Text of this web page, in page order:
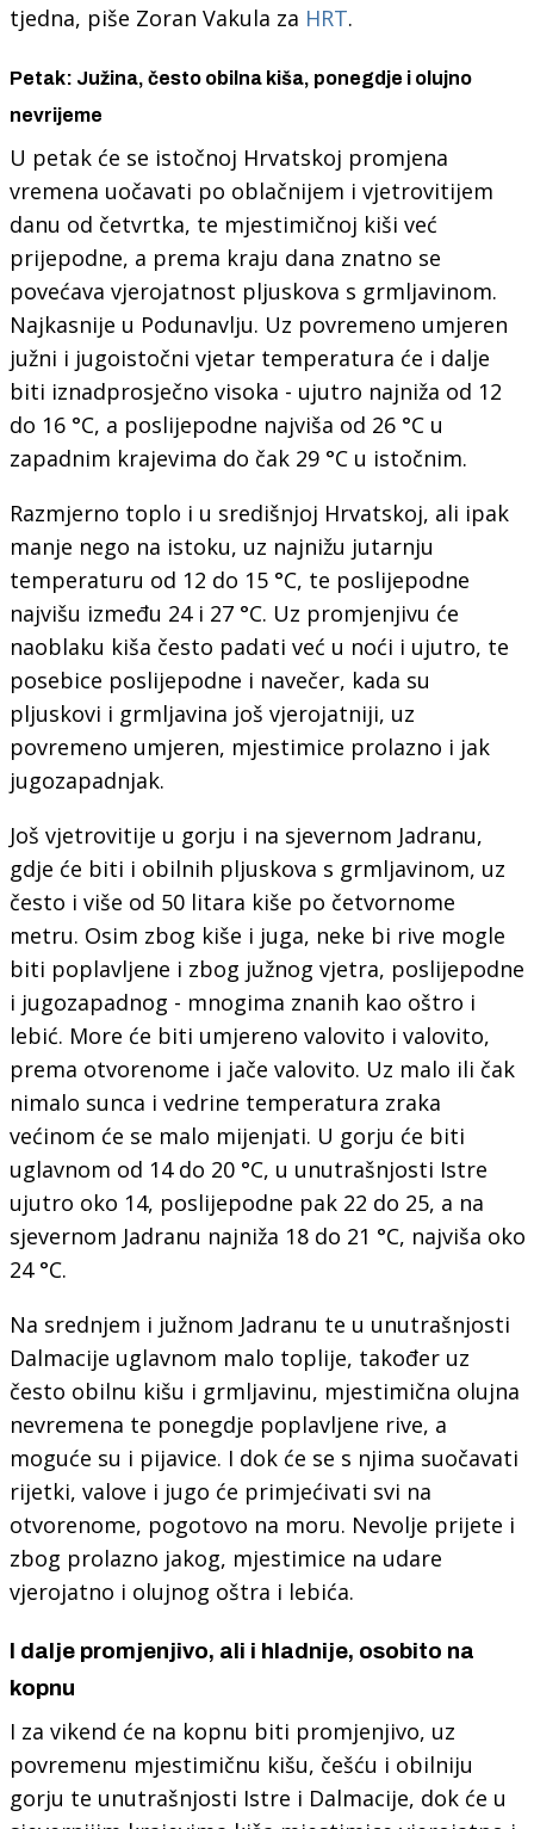
tjedna, piše Zoran Vakula za HRT.
Petak: Južina, često obilna kiša, ponegdje i olujno
nevrijeme
U petak će se istočnoj Hrvatskoj promjena
vremena uočavati po oblačnijem i vjetrovitijem
danu od četvrtka, te mjestimičnoj kiši već
prijepodne, a prema kraju dana znatno se
povećava vjerojatnost pljuskova s grmljavinom.
Najkasnije u Podunavlju. Uz povremeno umjeren
južni i jugoistočni vjetar temperatura će i dalje
biti iznadprosječno visoka - ujutro najniža od 12
do 16 °C, a poslijepodne najviša od 26 °C u
zapadnim krajevima do čak 29 °C u istočnim.
Razmjerno toplo i u središnjoj Hrvatskoj, ali ipak
manje nego na istoku, uz najnižu jutarnju
temperaturu od 12 do 15 °C, te poslijepodne
najvišu između 24 i 27 °C. Uz promjenjivu će
naoblaku kiša često padati već u noći i ujutro, te
posebice poslijepodne i navečer, kada su
pljuskovi i grmljavina još vjerojatniji, uz
povremeno umjeren, mjestimice prolazno i jak
jugozapadnjak.
Još vjetrovitije u gorju i na sjevernom Jadranu,
gdje će biti i obilnih pljuskova s grmljavinom, uz
često i više od 50 litara kiše po četvornome
metru. Osim zbog kiše i juga, neke bi rive mogle
biti poplavljene i zbog južnog vjetra, poslijepodne
i jugozapadnog - mnogima znanih kao oštro i
lebić. More će biti umjereno valovito i valovito,
prema otvorenome i jače valovito. Uz malo ili čak
nimalo sunca i vedrine temperatura zraka
većinom će se malo mijenjati. U gorju će biti
uglavnom od 14 do 20 °C, u unutrašnjosti Istre
ujutro oko 14, poslijepodne pak 22 do 25, a na
sjevernom Jadranu najniža 18 do 21 °C, najviša oko
24 °C.
Na srednjem i južnom Jadranu te u unutrašnjosti
Dalmacije uglavnom malo toplije, također uz
često obilnu kišu i grmljavinu, mjestimična olujna
nevremena te ponegdje poplavljene rive, a
moguće su i pijavice. I dok će se s njima suočavati
rijetki, valove i jugo će primjećivati svi na
otvorenome, pogotovo na moru. Nevolje prijete i
zbog prolazno jakog, mjestimice na udare
vjerojatno i olujnog oštra i lebića.
I dalje promjenjivo, ali i hladnije, osobito na
kopnu
I za vikend će na kopnu biti promjenjivo, uz
povremenu mjestimičnu kišu, češću i obilniju
gorju te unutrašnjosti Istre i Dalmacije, dok će u